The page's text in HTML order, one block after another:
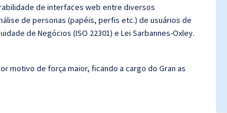
de interfaces web entre diversos
de personas (papéis, perfis etc.) de usuários de
de Negócios (ISO 22301) e Lei Sarbannes-Oxley.
motivo de força maior, ficando a cargo do Gran as